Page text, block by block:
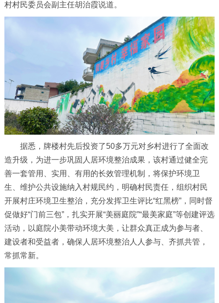
村村民委员会副主任胡治霞说道。
据悉，牌楼村先后投资了50多万元对乡村进行了全面改
造升级，为进一步巩固人居环境整治成果，该村通过健全完
善一套管用、实用、有用的长效管理机制，将保护环境卫
生、维护公共设施纳入村规民约，明确村民责任，组织村民
开展村庄环境卫生整治，充分发挥卫生评比“红黑榜”，同时督
促做好“门前三包”，扎实开展“美丽庭院”“最美家庭”等创建评选
活动，以庭院小美带动环境大美，让群众真正成为参与者、
建设者和受益者，确保人居环境整治人人参与、齐抓共管，
常抓常新。